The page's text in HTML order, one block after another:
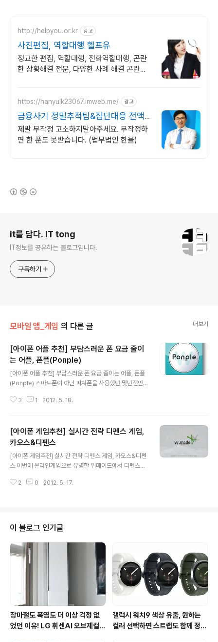
http://helpyou.or.kr 광고
사진편집, 역할대행 헬프유
정교한 편집, 역할대행, 전화역할대행, 곤란
한 상황해결 전문, 다양한 사례 해결 곤란한
https://hanyulk23067.imweb.me/ 광고
금융사기 정밀추적팀&집단대응 전액
승소(3억7천) 사례보유
제발 무작정 고소하지말아주세요. 무작정하
면 한 푼도 못받습니다. (법무법인 한율)
it를 담다. IT tong
IT정보를 공유하는 블로그입니다.
구독하기
모바일 앱_게임 의 다른 글 더보기
[아이폰 어플 추천] 부담스러운 폰 요금 줄이
는 어플, 폰플(Ponple)
[아이폰 어플 추천] 부담스러운 폰 요금 줄이는 어플, 폰플
(Ponple) 스마트폰이 아닌 피쳐폰을 사용했던 몇년전만
니다. 하지만 최근 스마트폰을 구매하려면 작게는 3만원대
사용하면 초과한만큼 추가요금을 납부 해야 하기 때문에
매달 납부하는 휴대폰 요금이 부담으로 다가오는 것 같습
니다. 저의 6개월간 사용요금을 보면, 매달 5~6만원의 폰
요금을 납부하고 있는 것을 알 수 있죠. 통신사에서 제공하
5만원대 이하로 휴대폰 요금을 줄일 수가 없었습니다. 거
3 1 2012. 5. 18.
[아이폰 게임추천] 실시간 전략 디펜스 게임,
카오스&디펜스
[아이폰 게임추천] 실시간 전략 디펜스 게임, 카오스&디펜
스 이번에 온라인게임으로 유명한 위메이드에서 디펜스게
은 유저분들의 사랑을 받고있네요. 자 그럼~ "카오스&디
은 해보지않는 이상 설명이 부족할수도 있겠네요. 게임방
법은 자신만의 전략기술로 건물,유닛,자원,주문시전등을
통해 자신의 캐슬을 방어하고 상대의 캐슬을 파괴하면 이
기는 게임입니다 아이템모드,래더모드 3가지로 게임이 구
성되어있으며 싱글모드는 AI모드로, 아이템모드와 래더모
드는 온라인대전모드로 생각하면 됩니다. 우선 저는 게임
2 0 2012. 5. 17.
이 블로그 인기글
장마철도 폭염도 더 이상 걱정 없
었던 이유! LG 휘센AI 오브제컬렉
갤럭시 워치9 색상 유출, 원하는
컬러 선택하면 스트랩도 함께 정해